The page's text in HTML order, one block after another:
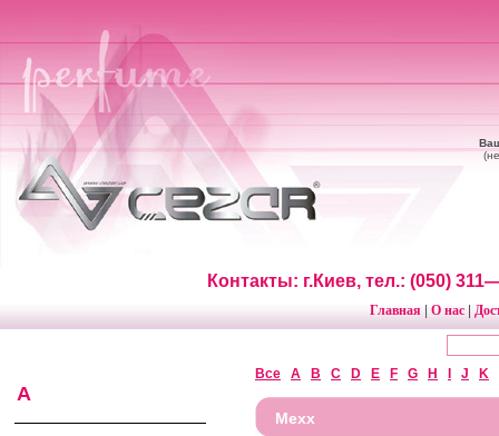
Контакты: г.Киев, тел.: (050)
Главная О нас
A
Все A B C D E F G H J K
Mexx